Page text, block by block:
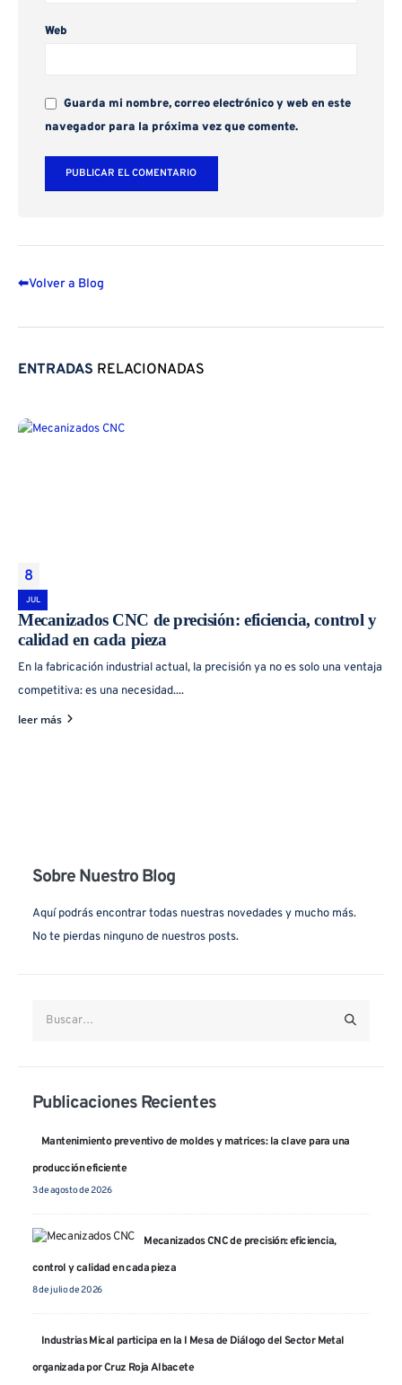
Web
Guarda mi nombre, correo electrónico y web en este
navegador para la próxima vez que comente.
⬅Volver a Blog
ENTRADAS RELACIONADAS
8
JUL
Mecanizados CNC de precisión: eficiencia, control y
calidad en cada pieza
En la fabricación industrial actual, la precisión ya no es solo una ventaja
competitiva: es una necesidad....
leer más
Sobre Nuestro Blog
Aquí podrás encontrar todas nuestras novedades y mucho más.
No te pierdas ninguno de nuestros posts.
Publicaciones Recientes
Mantenimiento preventivo de moldes y matrices: la clave para una
producción eficiente
3 de agosto de 2026
Mecanizados CNC de precisión: eficiencia,
control y calidad en cada pieza
8 de julio de 2026
Industrias Mical participa en la I Mesa de Diálogo del Sector Metal
organizada por Cruz Roja Albacete
Industrias Mical es una empresa dedicada a la inyección de plásticos y de
metales ubicada en el Polígono Industrial Campollano de Albacete.
Arquitectura
Automóvil
Industria
Inyección
CONTACTO
Polígono Industrial Campollano Calle C, nº 9 02007 Albacete
(España)
mical@industriasmical.es
(+34) 967 21 49 62
CONTACTAR